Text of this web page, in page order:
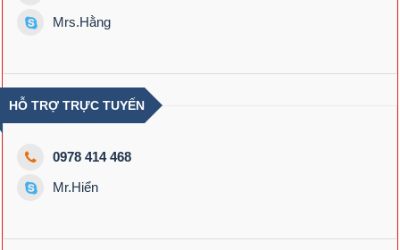
Mrs.Hằng
HỖ TRỢ TRỰC TUYẾN
0978 414 468
Mr.Hiển